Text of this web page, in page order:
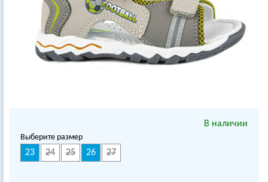
В наличии
Выберите размер
23 24 25 26 27